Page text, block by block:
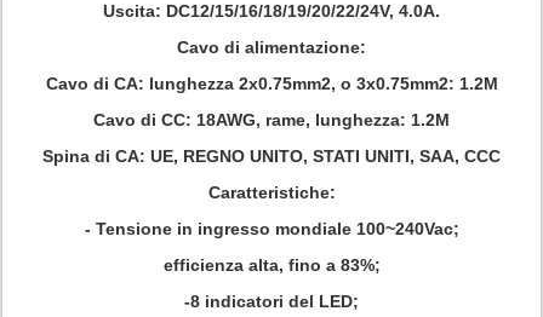
Uscita: DC12/15/16/18/19/20/22/24V, 4.0A.
Cavo di alimentazione:
Cavo di CA: lunghezza 2x0.75mm2, o 3x0.75mm2: 1.2M
Cavo di CC: 18AWG, rame, lunghezza: 1.2M
Spina di CA: UE, REGNO UNITO, STATI UNITI, SAA, CCC
Caratteristiche:
- Tensione in ingresso mondiale 100~240Vac;
efficienza alta, fino a 83%;
-8 indicatori del LED;